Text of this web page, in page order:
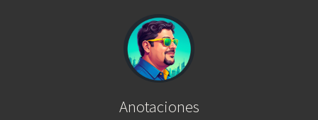
Anotaciones